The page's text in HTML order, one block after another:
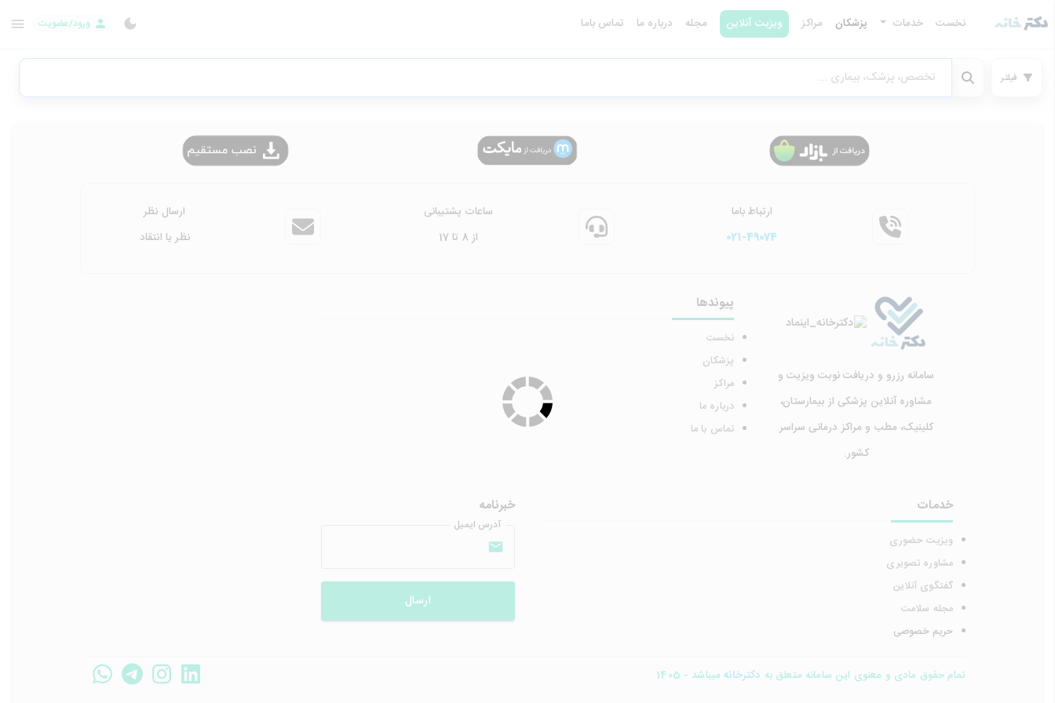
نخست خدمات پزشکان مراکز ویزیت آنلاین مجله درباره ما تماس باما ورود/عضویت
فیلتر
ارتباط باما
021-49074
ساعات پشتیبانی
از 8 تا 17
ارسال نظر
نظر یا انتقاد
سامانه رزرو و دریافت نوبت ویزیت و
مشاوره آنلاین پزشکی از بیمارستان،
کلینیک، مطب و مراکز درمانی سراسر
کشور.
پیوندها
نخست
پزشکان
مراکز
درباره ما
تماس با ما
خدمات
ویزیت حضوری
مشاوره تصویری
گفتگوی آنلاین
مجله سلامت
حریم خصوصی
خبرنامه
آدرس ایمیل
ارسال
تمام حقوق مادی و معنوی این سامانه متعلق به دکترخانهمیباشد - 1405